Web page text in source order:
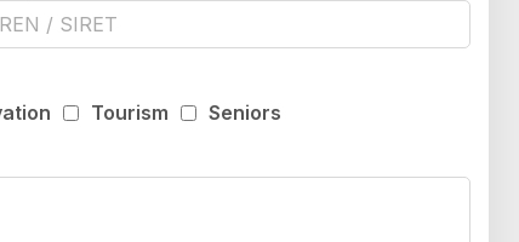
Tourism Seniors